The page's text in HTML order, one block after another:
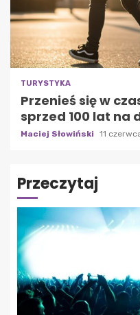
TURYSTYKA
Przenieś się w
sprzed 100 lat na
Maciej Słowiński 11
Przeczytaj